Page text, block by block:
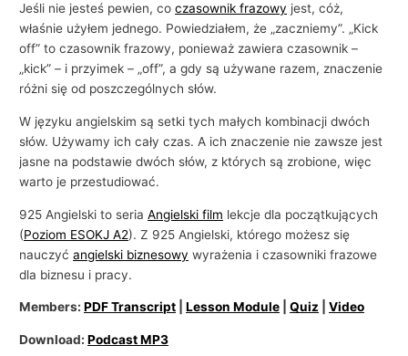
Jeśli nie jesteś pewien, coczasownik frazowy jest, cóż,
właśnie użyłem jednego. Powiedziałem, że „zaczniemy”. „Kick
off” to czasownik frazowy, ponieważ zawiera czasownik –
„kick” – i przyimek – „off”, a gdy są używane razem, znaczenie
różni się od poszczególnych słów.
W języku angielskim są setki tych małych kombinacji dwóch
słów. Używamy ich cały czas. A ich znaczenie nie zawsze jest
jasne na podstawie dwóch słów, z których są zrobione, więc
warto je przestudiować.
925 Angielski to seriaAngielski film lekcje dla początkujących
(Poziom ESOKJ A2). Z 925 Angielski, którego możesz się
nauczyćangielski biznesowy wyrażenia i czasowniki frazowe
dla biznesu i pracy.
Members:PDF Transcript |Lesson Module |Quiz |Video
Download:Podcast MP3